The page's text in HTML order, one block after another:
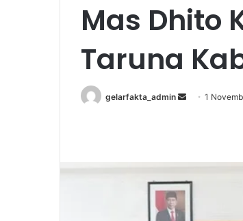
Mas Dhito
Taruna
gelarfakta_admin
Send1